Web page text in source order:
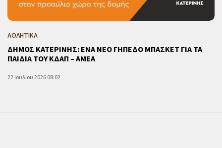
ΑΘΛΗΤΙΚΑ
ΔΗΜΟΣ ΚΑΤΕΡΙΝΗΣ: ΕΝΑ ΝΕΟ ΓΗΠΕΔΟ ΜΠΑΣΚΕΤ ΓΙΑ ΤΑ
ΠΑΙΔΙΑ ΤΟΥ ΚΔΑΠ – ΑΜΕΑ
22 Ιουλίου 2026 08:02